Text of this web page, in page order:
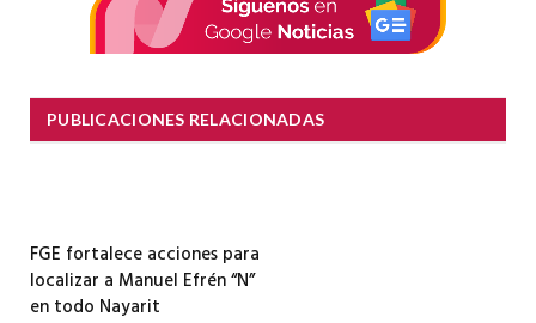
PUBLICACIONES RELACIONADAS
FGE fortalece acciones para
localizar a Manuel Efrén “N”
en todo Nayarit